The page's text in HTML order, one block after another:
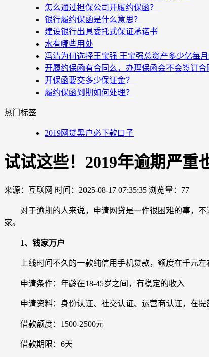
怎么通过担保公司开履约保函？
银行履约保函是什么意思？
建设银行出具委托式保证承诺书
水有哪些用处
冯清为何选择王宝强 王宝强总资产多少亿每
开履约保函有合同么，办理保函会不会签订合
开保函要交多少保证金？
履约保函到期如何处理？
热门标签
2019网贷黑户必下款口子
试试这些！2019年逾期严重
来源：互联网 时间：2025-08-17 07:35:35 浏览量：77
对于逾期的人来说，申请网贷是一件很困难的事，不
家。
1、钱家万户
上线时间不久的一款纯信用手机贷款，额度在千元左
申请条件：年龄在18-45岁之间，有稳定的收入
申请资料：身份认证、社交认证、运营商认证，在提
借款额度：1500-2500元
借款期限：6天